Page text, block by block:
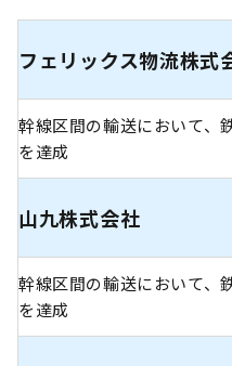
フェリックス物流株式
幹線区間の輸送において、
を達成
山九株式会社
幹線区間の輸送において、
を達成